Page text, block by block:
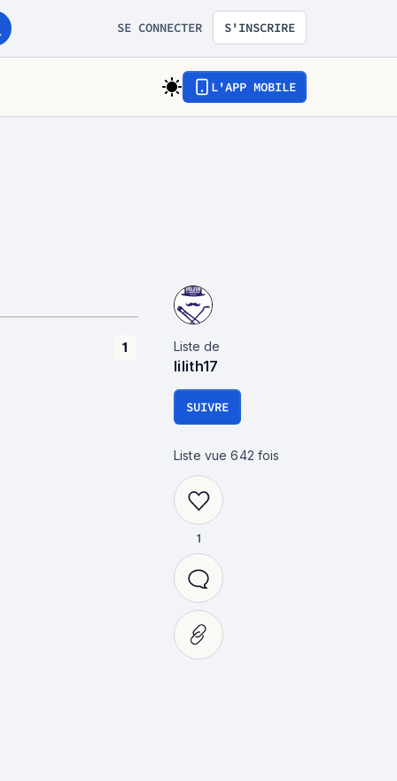
SE CONNECTER S'INSCRIRE
L'APP MOBILE
1 Liste de
lilith17
SUIVRE
Liste vue642 fois
1